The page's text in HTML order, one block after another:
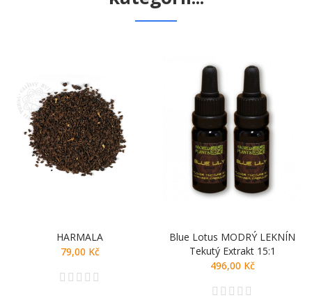
HARMALA
79,00 Kč
Blue Lotus MODRÝ LEKNÍN
Tekutý Extrakt 15:1
496,00 Kč